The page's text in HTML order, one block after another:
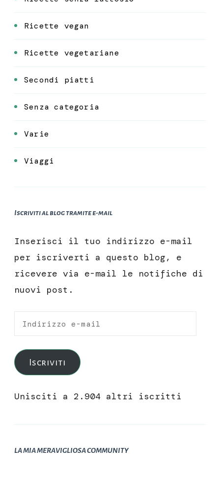
Ricette vegan
Ricette vegetariane
Secondi piatti
Senza categoria
Varie
Viaggi
Iscriviti al blog tramite e-mail
Inserisci il tuo indirizzo e-mail
per iscriverti a questo blog, e
ricevere via e-mail le notifiche di
nuovi post.
Indirizzo
mail
Iscriviti
Unisciti a 2.904 altri iscritti
LA MIA MERAVIGLIOSA COMMUNITY